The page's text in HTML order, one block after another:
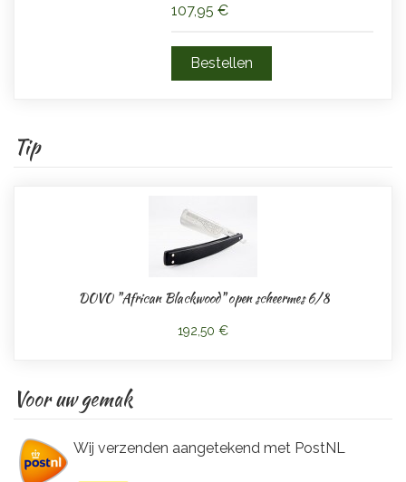
107,95 €
Tip
DOVO "African Blackwood" open scheermes 6/8
192,50 €
Voor uw gemak
Wij verzenden aangetekend met PostNL